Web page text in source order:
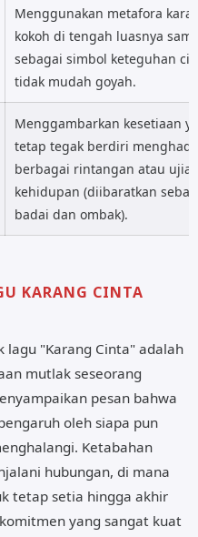
jiwaku
Menggunakan metafora
kokoh di tengah luasnya
sebagai simbol keteguhan
tidak mudah goyah.
Menggambarkan kesetiaan
tetap tegak berdiri
berbagai rintangan atau
kehidupan (diibaratkan
badai dan ombak).
KARANG CINTA
lagu "Karang Cinta" adalah
mutlak seseorang
pesan bahwa
oleh siapa pun
Ketabahan
hubungan, di mana
tetap setia hingga akhir
yang sangat kuat